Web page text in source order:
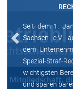
Seit dem 1.
Sachsen e.V.
dem
Spezial-Straf-
wichtigsten
und sparen
Previous